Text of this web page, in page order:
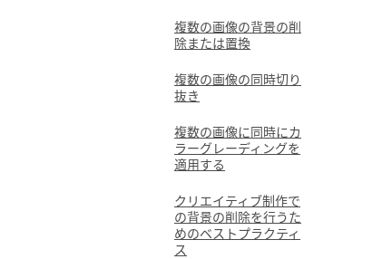
複数の画像の背景の削
除または置換
複数の画像の同時切り
抜き
複数の画像に同時にカ
ラーグレーディングを
適用する
クリエイティブ制作で
の背景の削除を行うた
めのベストプラクティ
ス